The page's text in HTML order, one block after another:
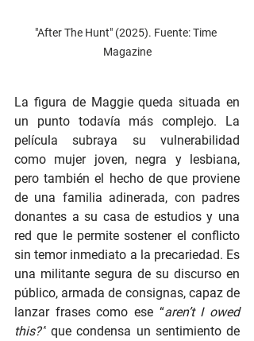
"After The Hunt" (2025). Fuente: Time
Magazine
La figura de Maggie queda situada en
un punto todavía más complejo. La
película subraya su vulnerabilidad
como mujer joven, negra y lesbiana,
pero también el hecho de que proviene
de una familia adinerada, con padres
donantes a su casa de estudios y una
red que le permite sostener el conflicto
sin temor inmediato a la precariedad. Es
una militante segura de su discurso en
público, armada de consignas, capaz de
lanzar frases como ese “aren’t I owed
this?” que condensa un sentimiento de